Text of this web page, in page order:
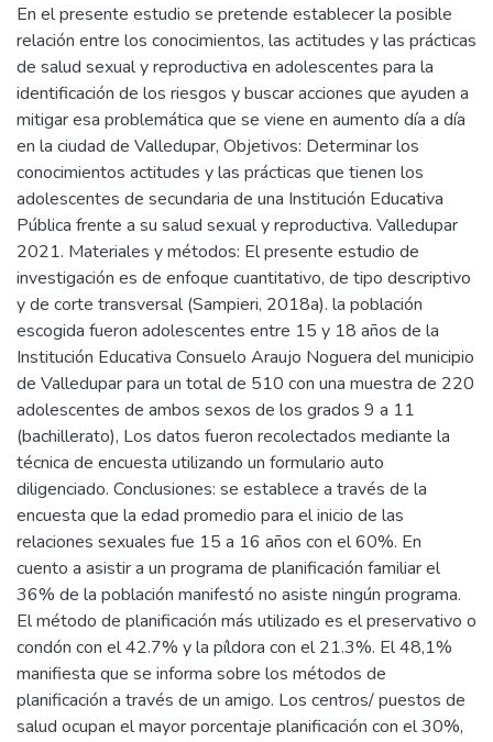
En el presente estudio se pretende establecer la posible
relación entre los conocimientos, las actitudes y las prácticas
de salud sexual y reproductiva en adolescentes para la
identificación de los riesgos y buscar acciones que ayuden a
mitigar esa problemática que se viene en aumento día a día
en la ciudad de Valledupar, Objetivos: Determinar los
conocimientos actitudes y las prácticas que tienen los
adolescentes de secundaria de una Institución Educativa
Pública frente a su salud sexual y reproductiva. Valledupar
2021. Materiales y métodos: El presente estudio de
investigación es de enfoque cuantitativo, de tipo descriptivo
y de corte transversal (Sampieri, 2018a). la población
escogida fueron adolescentes entre 15 y 18 años de la
Institución Educativa Consuelo Araujo Noguera del municipio
de Valledupar para un total de 510 con una muestra de 220
adolescentes de ambos sexos de los grados 9 a 11
(bachillerato), Los datos fueron recolectados mediante la
técnica de encuesta utilizando un formulario auto
diligenciado. Conclusiones: se establece a través de la
encuesta que la edad promedio para el inicio de las
relaciones sexuales fue 15 a 16 años con el 60%. En
cuento a asistir a un programa de planificación familiar el
36% de la población manifestó no asiste ningún programa.
El método de planificación más utilizado es el preservativo o
condón con el 42.7% y la píldora con el 21.3%. El 48,1%
manifiesta que se informa sobre los métodos de
planificación a través de un amigo. Los centros/ puestos de
salud ocupan el mayor porcentaje planificación con el 30%,